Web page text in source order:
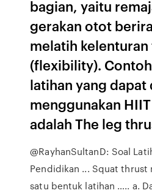
bagian, yaitu
gerakan otot
melatih
(flexibility).
latihan yang dapat
menggunakan
adalah The leg
@RayhanSultanD: Soal
Pendidikan ... Squat thrust
satu bentuk latihan ….. a.